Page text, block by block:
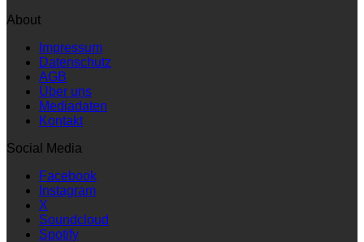
About
Impressum
Datenschutz
AGB
Über uns
Mediadaten
Kontakt
Social Media
Facebook
Instagram
X
Soundcloud
Spotify